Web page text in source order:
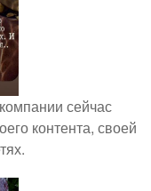
сейчас
контента, своей